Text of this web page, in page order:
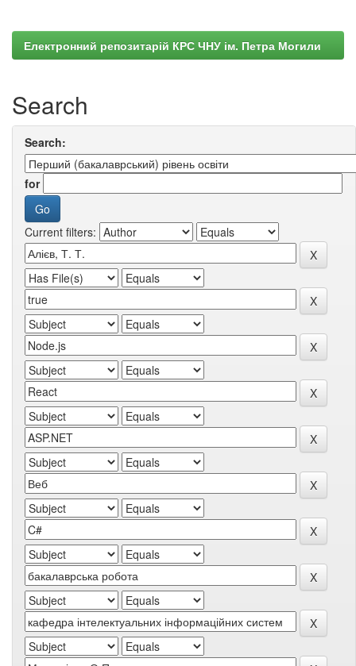
Електронний репозитарій КРС ЧНУ ім. Петра Могили
Search
Search:
for
Current filters: